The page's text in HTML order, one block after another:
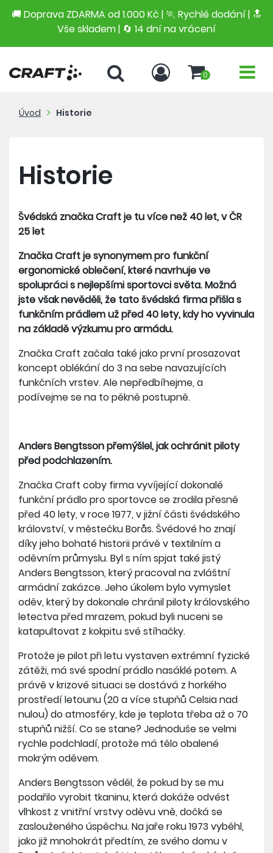
🚚 Doprava ZDARMA od 1.000 Kč | 🏃 Rychlé dodání | 🔝
Vše skladem | 🔄 14 dní na vrácení
0
Úvod Historie
Historie
Švédská značka Craft je tu více než 40 let, v ČR
25 let
Značka Craft je synonymem pro funkční
ergonomické oblečení, které navrhuje ve
spolupráci s nejlepšími sportovci světa. Možná
jste však nevěděli, že tato švédská firma přišla s
funkčním prádlem už před 40 lety, kdy ho vyvinula
na základě výzkumu pro armádu.
Značka Craft začala také jako první prosazovat
koncept oblékání do 3 na sebe navazujících
funkčních vrstev. Ale nepředbíhejme, a
podívejme se na to pěkně postupně.
Anders Bengtsson přemýšlel, jak ochránit piloty
před podchlazením.
Značka Craft coby firma vyvíjející dokonalé
funkční prádlo pro sportovce se zrodila přesně
před 40 lety, v roce 1977, v jižní části švédského
království, v městečku Borås. Švédové ho znají
díky jeho bohaté historii právě v textilním a
oděvním průmyslu. Byl s ním spjat také jistý
Anders Bengtsson, který pracoval na zvláštní
armádní zakázce. Jeho úkolem bylo vymyslet
oděv, který by dokonale chránil piloty královského
letectva před mrazem, pokud byli nuceni se
katapultovat z kokpitu své stíhačky.
Protože je pilot při letu vystaven extrémní fyzické
zátěži, má své spodní prádlo nasáklé potem. A
právě v krizové situaci se dostává z horkého
prostředí letounu (20 a více stupňů Celsia nad
nulou) do atmosféry, kde je teplota třeba až o 70
stupňů nižší. Co se stane? Jednoduše se velmi
rychle podchladí, protože má tělo obalené
mokrým oděvem.
Anders Bengtsson věděl, že pokud by se mu
podařilo vyrobit tkaninu, která dokáže odvést
vlhkost z vnitřní vrstvy oděvu vně, dočká se
zaslouženého úspěchu. Na jaře roku 1973 vyběhl,
jako již mnohokrát předtím, ze svého domu v